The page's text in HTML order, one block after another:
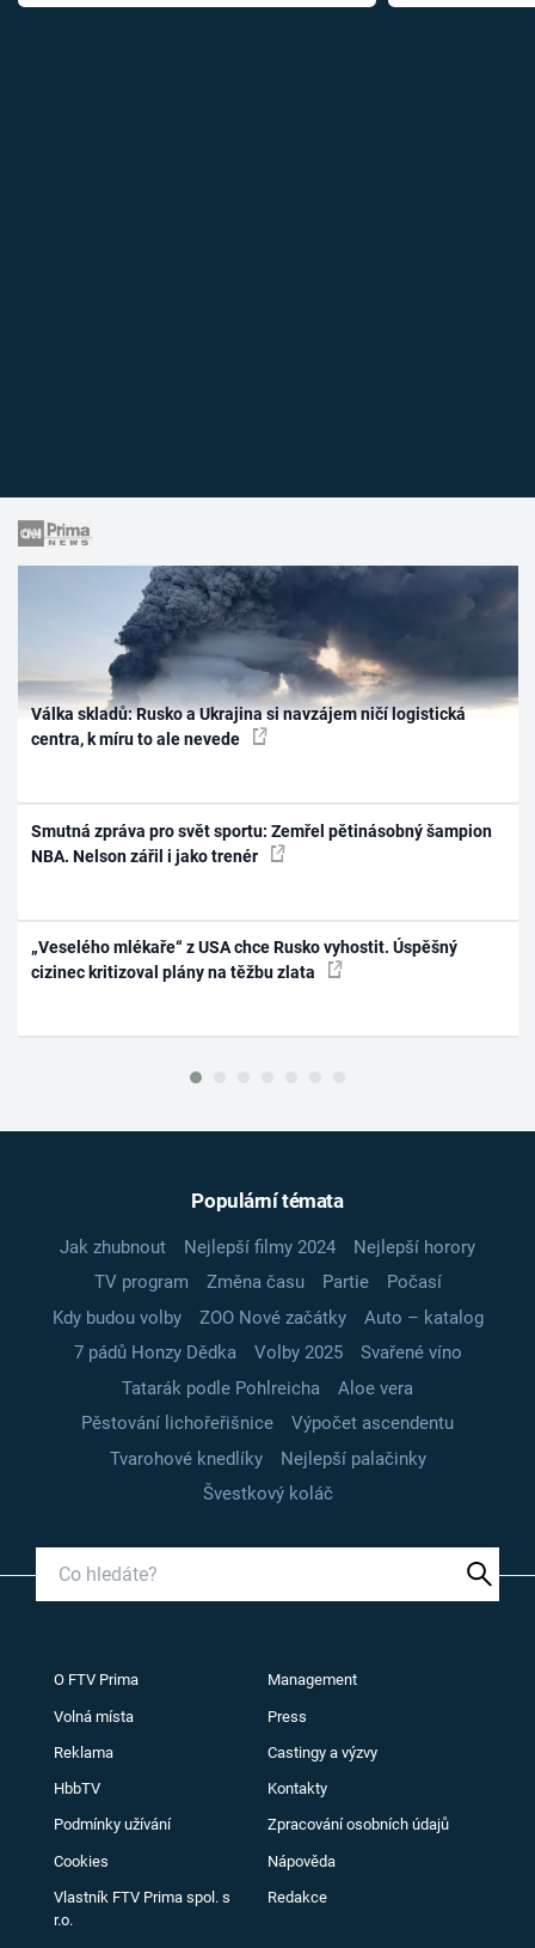
Válka skladů: Rusko a Ukrajina si navzájem ničí logistická
centra, k míru to ale nevede
Smutná zpráva pro svět sportu: Zemřel pětinásobný šampion
NBA. Nelson zářil i jako trenér
„Veselého mlékaře“ z USA chce Rusko vyhostit. Úspěšný
cizinec kritizoval plány na těžbu zlata
Populární témata
Jak zhubnout Nejlepší filmy 2024
Nejlepší horory
TV program
Změna času Partie
Počasí
Kdy budou volby
ZOO Nové začátky
Auto – katalog
7 pádů Honzy Dědka
Volby 2025
Svařené víno
Tatarák podle Pohlreicha
Aloe vera
Pěstování lichořeřišnice
Výpočet ascendentu
Tvarohové knedlíky
Nejlepší palačinky
Švestkový koláč
O FTV Prima Management
Volná místa Press
Reklama Castingy a výzvy
HbbTV Kontakty
Podmínky užívání Zpracování osobních údajů
Cookies Nápověda
Vlastník FTV Prima spol. s
r.o.
Redakce